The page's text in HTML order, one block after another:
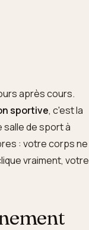
après cours.
sportive, c'est la
salle de sport à
: votre corps ne
vraiment, votre